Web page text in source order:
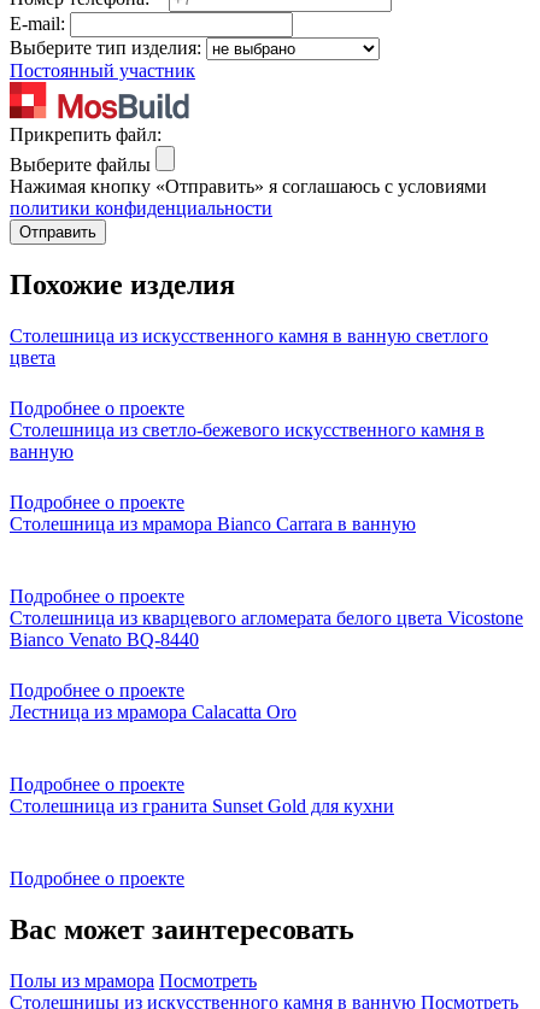
E-mail:
Выберите тип изделия:
Постоянный участник
Прикрепить файл:
Выберите файлы
Нажимая кнопку «Отправить» я соглашаюсь с условиями
политики конфиденциальности
Отправить
Похожие изделия
Столешница из искусственного камня в ванную светлого
цвета
Подробнее о проекте
Столешница из светло-бежевого искусственного камня в
ванную
Подробнее о проекте
Столешница из мрамора Bianco Carrara в ванную
Подробнее о проекте
Столешница из кварцевого агломерата белого цвета Vicostone
Bianco Venato BQ-8440
Подробнее о проекте
Лестница из мрамора Calacatta Oro
Подробнее о проекте
Столешница из гранита Sunset Gold для кухни
Подробнее о проекте
Вас может заинтересовать
Полы из мрамора Посмотреть
Столешницы из искусственного камня в ванную Посмотреть